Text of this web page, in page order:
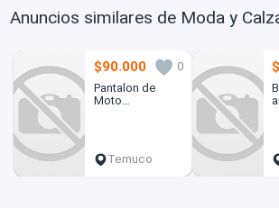
Anuncios similares de Moda y
$90.000
0
Pantalon de
Moto
Temuco